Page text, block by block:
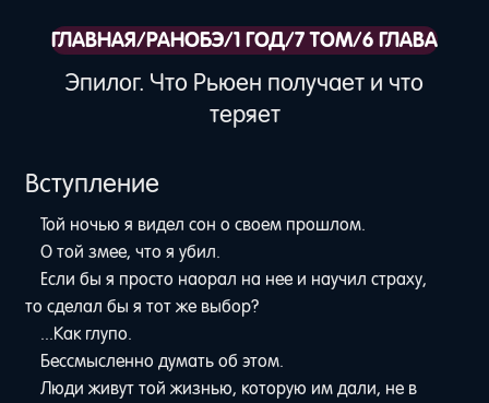
ГЛАВНАЯ/РАНОБЭ/1 ГОД/7 ТОМ/6 ГЛАВА
Эпилог. Что Рьюен получает и что
теряет
Вступление
Той ночью я видел сон о своем прошлом.
О той змее, что я убил.
Если бы я просто наорал на нее и научил страху,
то сделал бы я тот же выбор?
...Как глупо.
Бессмысленно думать об этом.
Люди живут той жизнью, которую им дали, не в